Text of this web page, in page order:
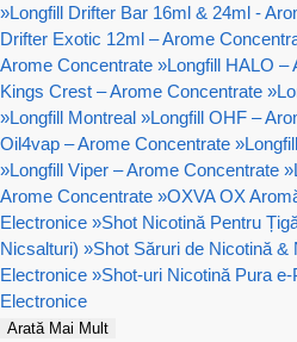
»Longfill Drifter Bar 16ml & 24ml -
Drifter Exotic 12ml – Arome
Arome Concentrate »Longfill HALO –
Kings Crest – Arome Concentrate »
»Longfill Montreal »Longfill OHF –
Oil4vap – Arome Concentrate »
»Longfill Viper – Arome Concentrate »
Arome Concentrate »OXVA OX
Electronice »Shot Nicotină Pentru
Nicsalturi) »Shot Săruri de Nicotină &
Electronice »Shot-uri Nicotină Pura
Electronice
Arată Mai Mult